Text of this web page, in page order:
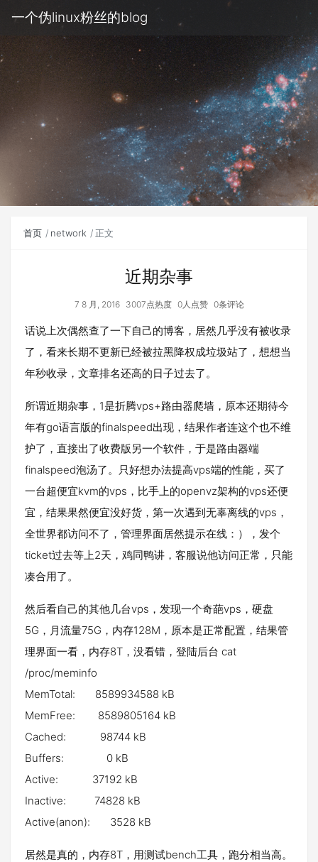
一个伪linux粉丝的blog
首页 network 正文
近期杂事
7 8 月, 2016 3007点热度 0人点赞 0条评论
话说上次偶然查了一下自己的博客，居然几乎没有被收录
了，看来长期不更新已经被拉黑降权成垃圾站了，想想当
年秒收录，文章排名还高的日子过去了。
所谓近期杂事，1是折腾vps+路由器爬墙，原本还期待今
年有go语言版的finalspeed出现，结果作者连这个也不维
护了，直接出了收费版另一个软件，于是路由器端
finalspeed泡汤了。只好想办法提高vps端的性能，买了
一台超便宜kvm的vps，比手上的openvz架构的vps还便
宜，结果果然便宜没好货，第一次遇到无辜离线的vps，
全世界都访问不了，管理界面居然提示在线：），发个
ticket过去等上2天，鸡同鸭讲，客服说他访问正常，只能
凑合用了。
然后看自己的其他几台vps，发现一个奇葩vps，硬盘
5G，月流量75G，内存128M，原本是正常配置，结果管
理界面一看，内存8T，没看错，登陆后台 cat
/proc/meminfo
MemTotal: 8589934588 kB
MemFree: 8589805164 kB
Cached: 98744 kB
Buffers: 0 kB
Active: 37192 kB
Inactive: 74828 kB
Active(anon): 3528 kB
居然是真的，内存8T，用测试bench工具，跑分相当高。